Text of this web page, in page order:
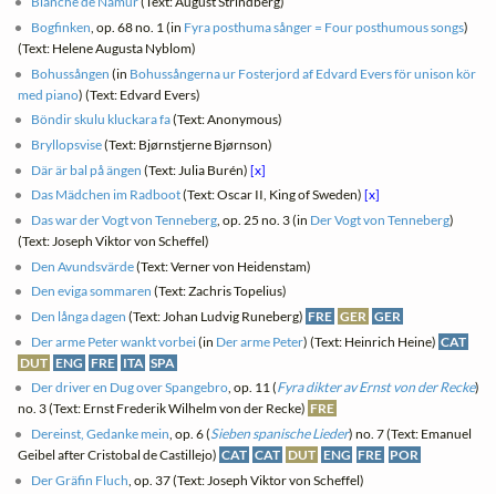
Bogfinken , op. 68 no. 1 (in Fyra posthuma sånger = Four posthumous songs)
(Text: Helene Augusta Nyblom)
Bohussången (in Bohussångerna ur Fosterjord af Edvard Evers för unison kör
med piano) (Text: Edvard Evers)
Böndir skulu kluckara fa(Text: Anonymous)
Bryllopsvise(Text: Bjørnstjerne Bjørnson)
Där är bal på ängen (Text: Julia Burén)[x]
Das Mädchen im Radboot(Text: Oscar II, King of Sweden)[x]
Das war der Vogt von Tenneberg , op. 25 no. 3 (in Der Vogt von Tenneberg)
(Text: Joseph Viktor von Scheffel)
Den Avundsvärde(Text: Verner von Heidenstam)
Den eviga sommaren (Text: Zachris Topelius)
Den långa dagen (Text: Johan Ludvig Runeberg) FRE GER GER
Der arme Peter wankt vorbei(in Der arme Peter) (Text: Heinrich Heine) CAT
DUT ENG FRE ITA SPA
Der driver en Dug over Spangebro, op. 11 (Fyra dikter av Ernst von der Recke)
no. 3 (Text: Ernst Frederik Wilhelm von der Recke) FRE
Dereinst, Gedanke mein , op. 6 (Sieben spanische Lieder) no. 7 (Text: Emanuel
Geibel after Cristobal de Castillejo) CAT CAT DUT ENG FRE POR
Der Gräfin Fluch , op. 37 (Text: Joseph Viktor von Scheffel)